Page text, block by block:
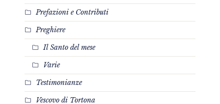
Prefazioni e Contributi
Preghiere
Il Santo del mese
Varie
Testimonianze
Vescovo di Tortona